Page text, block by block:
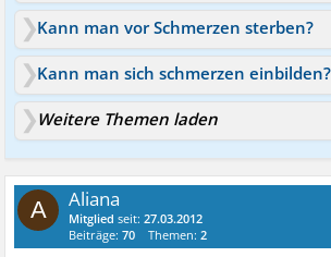
Kann man vor Schmerzen sterben?
Weitere Themen laden
A Aliana
Mitglied seit:27.03.2012
Beiträge:70 Themen:2